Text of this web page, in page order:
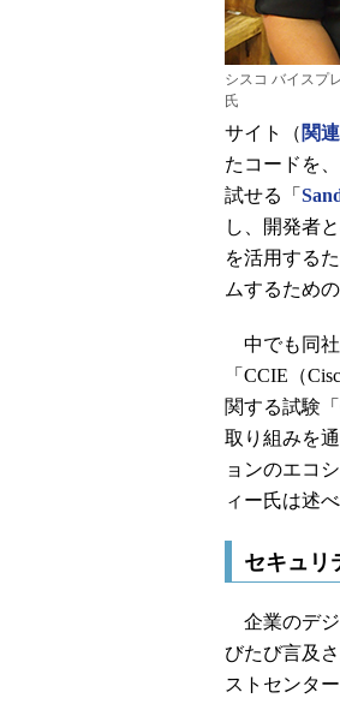
シスコ バイスプ
氏
サイト（ 関
たコードを
試せる「
し、開発者
を活用する
ムするため
中でも同社
「CCIE（
関する試験
取り組みを
ョンのエコ
ィー氏は述べ
セキュリ
企業のデジ
びたび言及
ストセンタ